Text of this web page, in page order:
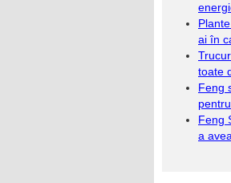
ai în
toate
Feng
Feng
a